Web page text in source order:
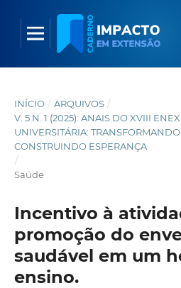
INÍCIO / ARQUIVOS /
V. 5 N. 1 (2025): ANAIS DO XVIII
UNIVERSITÁRIA:
CONSTRUINDO ESPERANÇA
/
Saúde
Incentivo à
promoção do
saudável em um
ensino.